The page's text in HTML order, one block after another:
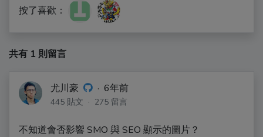
按了喜歡：
共有 1 則留言
尤川豪 · 6年前
445 貼文 · 275 留言
不知道會否影響 SMO 與 SEO 顯示的圖片？